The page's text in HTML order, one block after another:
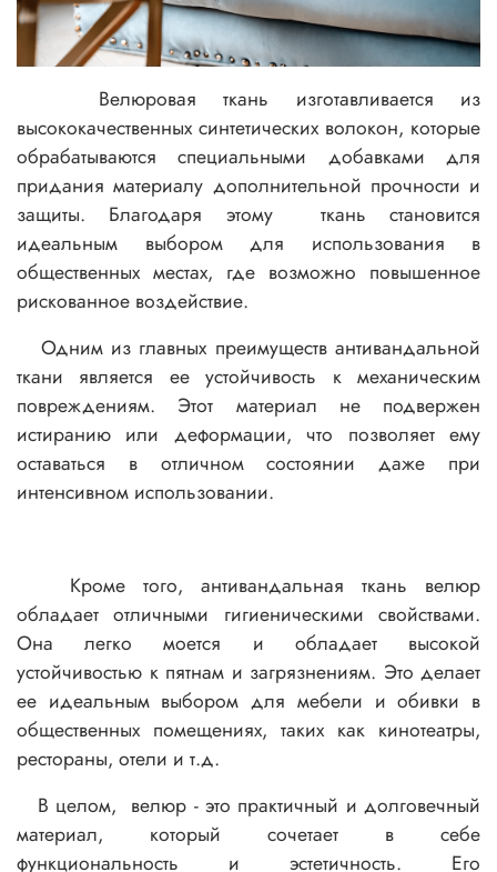
Велюровая ткань изготавливается из
высококачественных синтетических волокон, которые
обрабатываются специальными добавками для
придания материалу дополнительной прочности и
защиты. Благодаря этому ткань становится
идеальным выбором для использования в
общественных местах, где возможно повышенное
рискованное воздействие.
Одним из главных преимуществ антивандальной
ткани является ее устойчивость к механическим
повреждениям. Этот материал не подвержен
истиранию или деформации, что позволяет ему
оставаться в отличном состоянии даже при
интенсивном использовании.
Кроме того, антивандальная ткань велюр
обладает отличными гигиеническими свойствами.
Она легко моется и обладает высокой
устойчивостью к пятнам и загрязнениям. Это делает
ее идеальным выбором для мебели и обивки в
общественных помещениях, таких как кинотеатры,
рестораны, отели и т.д.
В целом, велюр - это практичный и долговечный
материал, который сочетает в себе
функциональность и эстетичность. Его